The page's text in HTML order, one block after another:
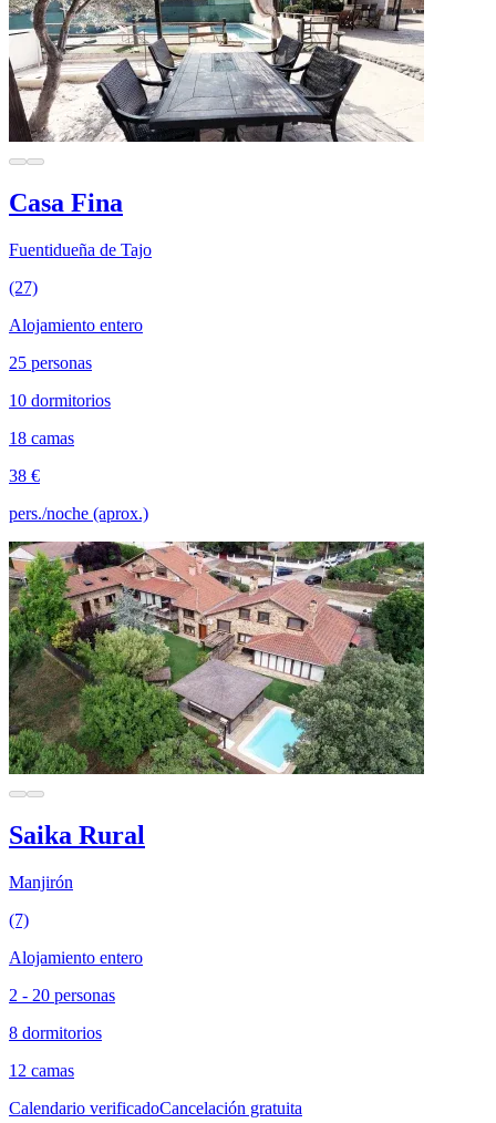
Casa Fina
Fuentidueña de Tajo
(27)
Alojamiento entero
25 personas
10 dormitorios
18 camas
38 €
pers./noche (aprox.)
Saika Rural
Manjirón
(7)
Alojamiento entero
2 - 20 personas
8 dormitorios
12 camas
Calendario verificadoCancelación gratuita